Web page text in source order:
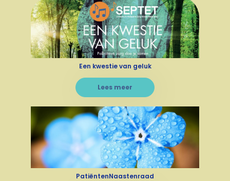
Een kwestie van geluk
Lees meer
PatiëntenNaastenraad